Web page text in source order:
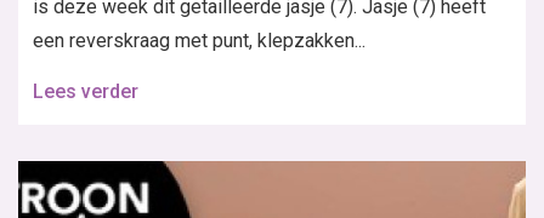
is deze week dit getailleerde jasje (7). Jasje (7) heeft
een reverskraag met punt, klepzakken...
Lees verder